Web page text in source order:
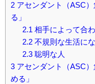
2 アセンダント（ASC
る」
2.1 相手によって合
2.2不規則な生活に
2.3聡明な人
3 アセンダント（ASC
める」